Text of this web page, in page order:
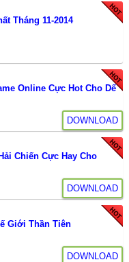
Tháng 11-2014
Online Cực Hot Cho Dế
DOWNLOAD
Chiến Cực Hay Cho
DOWNLOAD
Giới Thần Tiên
DOWNLOAD